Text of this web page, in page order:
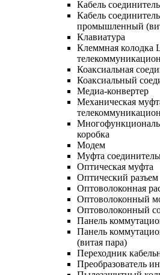
Кабель
Кабель
промышленный
Клавиатура
Клеммная колодка
Коаксиальная
Коаксиальный
Медиа-конвертер
Механическая
коробка
Модем
Муфта
Оптическая муфта
Оптический разъем
Оптоволоконная
Оптоволоконный
Оптоволоконный
Панель
Панель
(витая пара)
Переходник
Преобразователь